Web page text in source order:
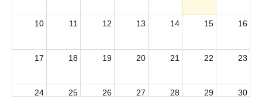
10 11 12 13 14 15 16
17 18 19 20 21 22 23
24 25 26 27 28 29 30